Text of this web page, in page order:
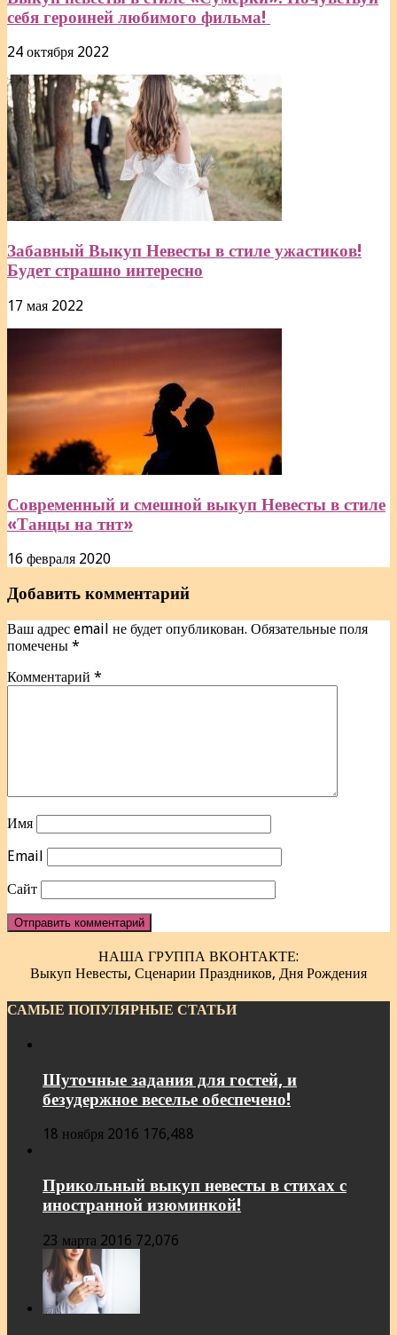
себя героиней любимого фильма!
24 октября 2022
Забавный Выкуп Невесты в стиле ужастиков!
Будет страшно интересно
17 мая 2022
Современный и смешной выкуп Невесты в стиле
«Танцы на тнт»
16 февраля 2020
Добавить комментарий
Ваш адрес email не будет опубликован. Обязательные поля
помечены *
Комментарий *
Имя
Email
Сайт
НАША ГРУППА ВКОНТАКТЕ:
Выкуп Невесты, Сценарии Праздников, Дня Рождения
САМЫЕ ПОПУЛЯРНЫЕ СТАТЬИ
Шуточные задания для гостей, и
безудержное веселье обеспечено!
18 ноября 2016 176,488
Прикольный выкуп невесты в стихах с
иностранной изюминкой!
23 марта 2016 72,076